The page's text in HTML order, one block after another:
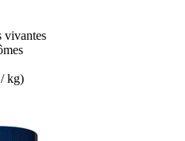
vivantes
kg)